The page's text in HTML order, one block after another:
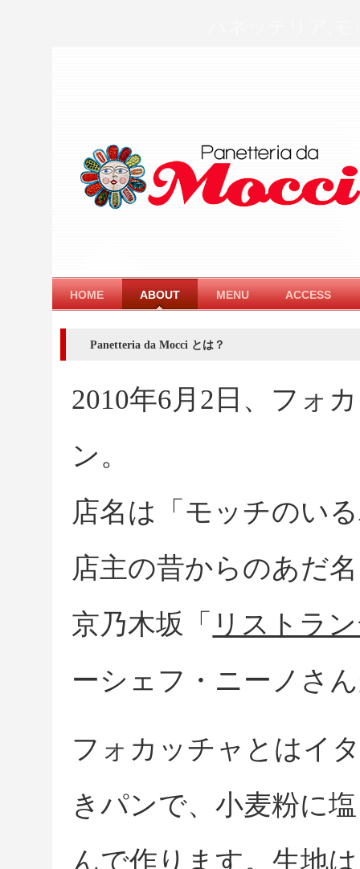
HOME ABOUT MENU ACCESS
Panetteria da Mocci とは？
2010年6月2日、フォ
ン。
店名は「モッチのい
店主の昔からのあだ
京乃木坂「 リストラ
ーシェフ・ニーノさ
フォカッチャとはイ
きパンで、小麦粉に
んで作ります。生地